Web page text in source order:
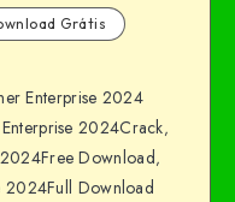
Grátis
Enterprise 2024
2024Crack,
Download,
2024Full Download